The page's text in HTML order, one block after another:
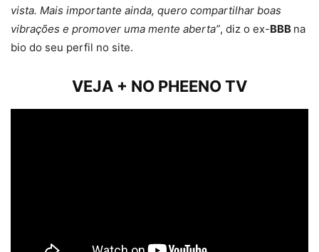
vista. Mais importante ainda, quero compartilhar boas
vibrações e promover uma mente aberta”, diz o ex-BBB na
bio do seu perfil no site.
VEJA + NO PHEENO TV